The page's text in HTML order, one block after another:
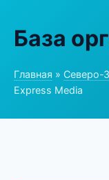
База
Главная » Северо-
Express Media